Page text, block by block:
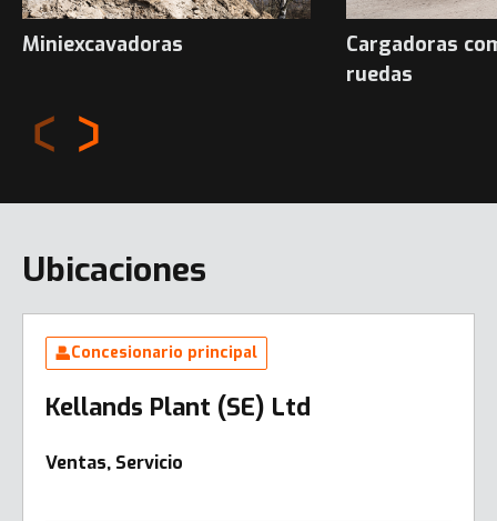
Miniexcavadoras
Cargadoras
ruedas
Ubicaciones
Concesionario principal
Kellands Plant (SE) Ltd
Ventas, Servicio